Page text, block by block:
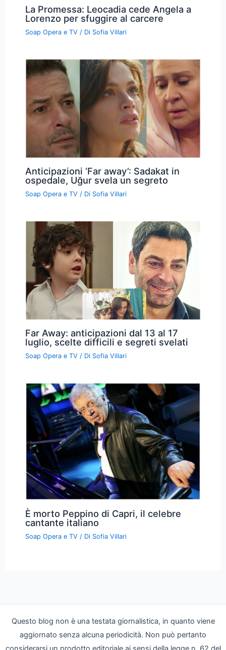
La Promessa: Leocadia cede Angela a
Lorenzo per sfuggire al carcere
Soap Opera e TV / Di Sofia Villari
Anticipazioni ‘Far away’: Sadakat in
ospedale, Uğur svela un segreto
Soap Opera e TV / Di Sofia Villari
Far Away: anticipazioni dal 13 al 17
luglio, scelte difficili e segreti svelati
Soap Opera e TV / Di Sofia Villari
È morto Peppino di Capri, il celebre
cantante italiano
Soap Opera e TV / Di Sofia Villari
Questo blog non è una testata giornalistica, in quanto viene
aggiornato senza alcuna periodicità. Non può pertanto